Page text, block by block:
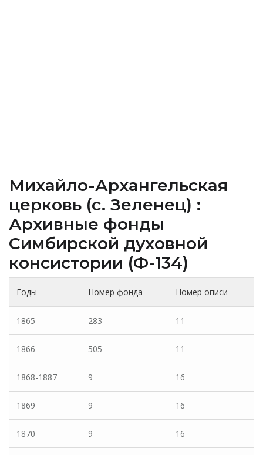
Михайло-Архангельская
церковь (c. Зеленец) :
Архивные фонды
Cимбирской духовной
консистории (Ф-134)
Годы Номер фонда Номер описи
1865 283 11
1866 505 11
1868-1887 9 16
1869 9 16
1870 9 16